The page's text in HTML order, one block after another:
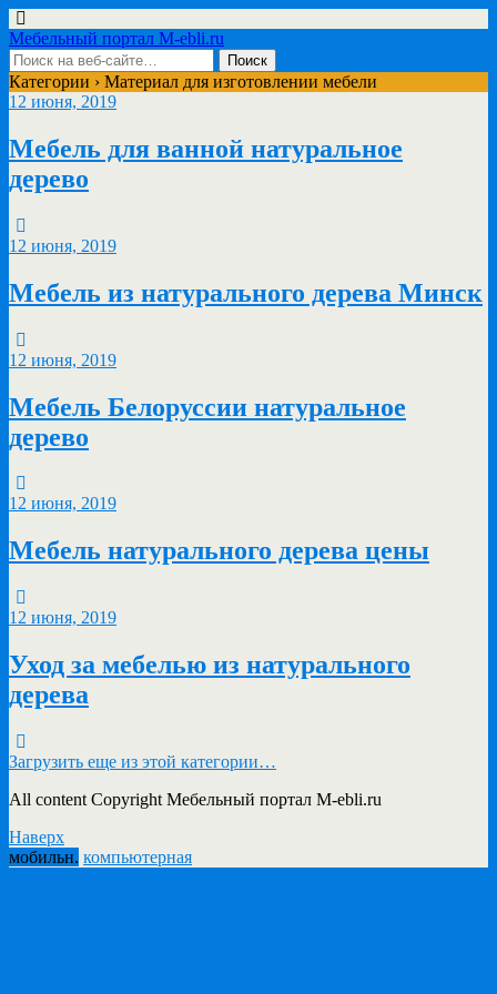
Мебельный портал M-ebli.ru
Категории › Материал для изготовлении мебели
12 июня, 2019
Мебель для ванной натуральное
дерево
12 июня, 2019
Мебель из натурального дерева Минск
12 июня, 2019
Мебель Белоруссии натуральное
дерево
12 июня, 2019
Мебель натурального дерева цены
12 июня, 2019
Уход за мебелью из натурального
дерева
Загрузить еще из этой категории…
All content Copyright Мебельный портал M-ebli.ru
Наверх
мобильн. компьютерная